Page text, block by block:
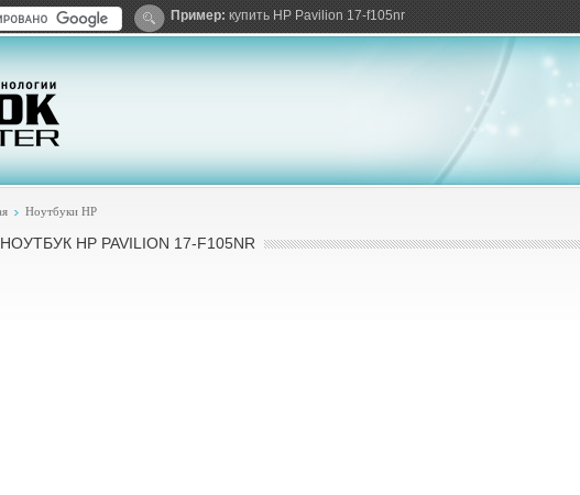
Яндекс: Каталог виджетовПример: купить HP Pavilion 17-f105nr
Ноутбуки HP
НОУТБУК HP PAVILION 17-F105NR